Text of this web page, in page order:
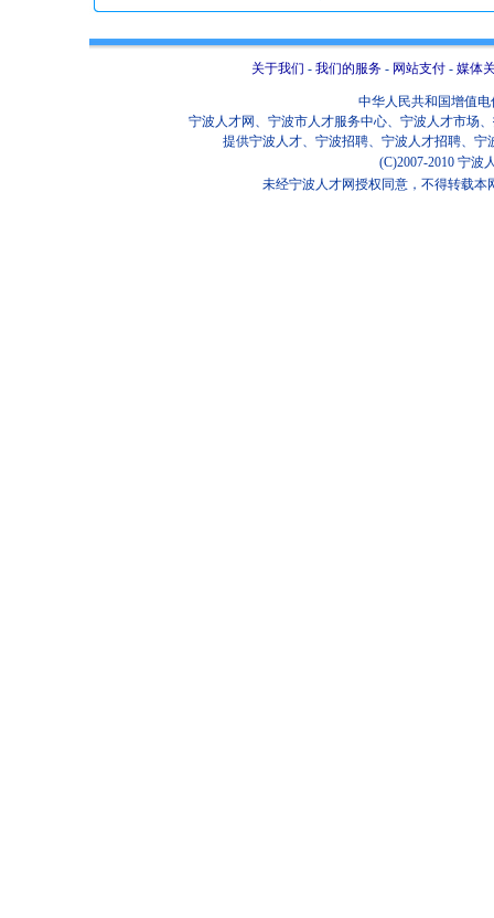
关于我们 - 我们的服务 - 网站支付 - 媒体
中华人民共和国增值电
宁波人才网、宁波市人才服务中心、宁波人才市场
提供宁波人才、宁波招聘、宁波人才招聘、
(C)2007-2010 宁波
未经宁波人才网授权同意，不得转载本